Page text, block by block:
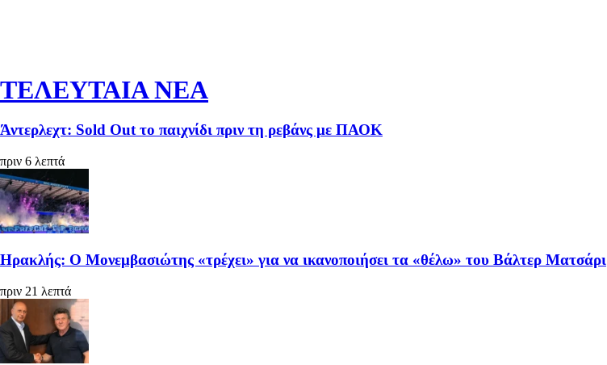
ΤΕΛΕΥΤΑΙΑ ΝΕΑ
Άντερλεχτ: Sold Out το παιχνίδι πριν τη ρεβάνς με ΠΑΟΚ
πριν 6 λεπτά
Ηρακλής: Ο Μονεμβασιώτης «τρέχει» για να ικανοποιήσει τα «θέλω» του Βάλτερ Ματσάρι
πριν 21 λεπτά